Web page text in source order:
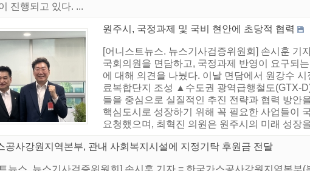
진행되고 있다. ...
원주시, 국정과제 및 국비 현안에 초당적 협력
[어니스트뉴스. 뉴스기사검증위원회] 손시훈 기
국회의원을 면담하고, 국정과제 반영이 요구되
에 대해 의견을 나눴다. 이날 면담에서 원강수
료복합단지 조성 ▲수도권 광역급행철도(GTX-
들을 중심으로 실질적인 추진 전략과 협력 방안
핵심도시로 성장하기 위해 꼭 필요한 사업들이
요청했으며, 최혁진 의원은 원주시의 미래 성장
공사강원지역본부, 관내 사회복지시설에 지정기탁 후원금 전달
뉴스. 뉴스기사검증위원회] 손시훈 기자 = 한국가스공사강원지역본